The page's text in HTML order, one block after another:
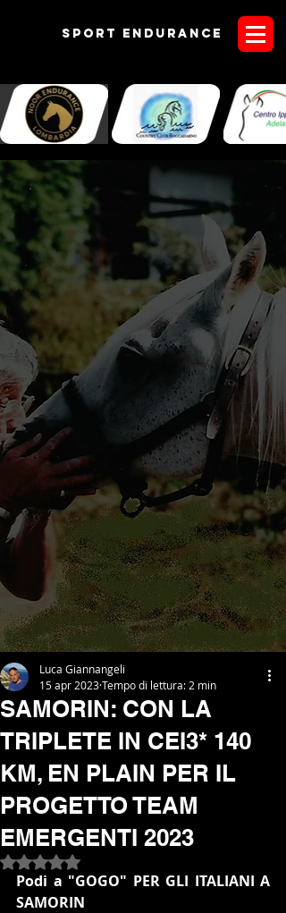
Sport endurANCE
SAMORIN: CON LA
TRIPLETE IN CEI3* 140
KM, EN PLAIN PER IL
PROGETTO TEAM
EMERGENTI 2023
Luca Giannangeli
15 apr 2023Tempo di lettura: 2 min
Valutazione NaN stelle su 5.
Podi a "GOGO" PER GLI ITALIANI A
SAMORIN